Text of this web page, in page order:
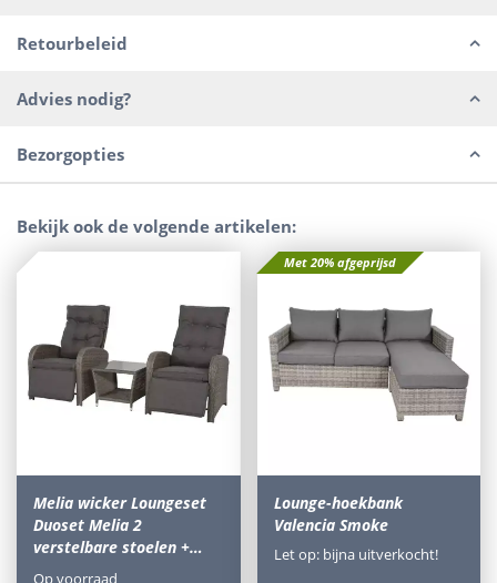
Retourbeleid
Advies nodig?
Bezorgopties
Bekijk ook de volgende artikelen:
Melia wicker Loungeset
Duoset Melia 2
verstelbare stoelen +…
Op voorraad
Met 20% afgeprijsd
Lounge-hoekbank
Valencia Smoke
Let op: bijna uitverkocht!